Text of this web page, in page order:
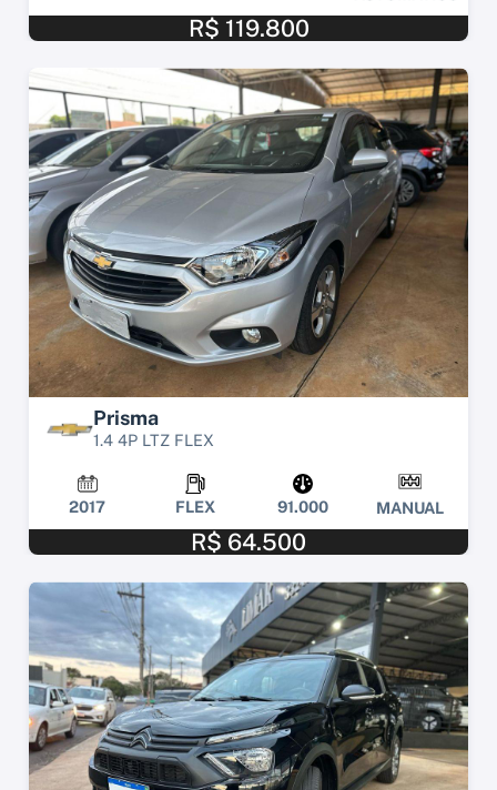
R$ 119.800
Prisma
1.4 4P LTZ FLEX
2017 FLEX 91.000 MANUAL
R$ 64.500